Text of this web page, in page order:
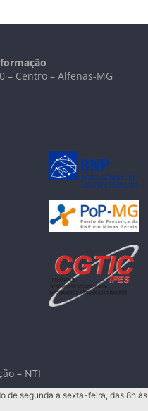
– Centro – Alfenas-MG
– NTI
de segunda a sexta-feira, das 8h às